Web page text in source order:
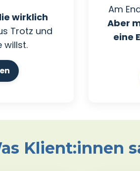
wirklich
Trotz und
willst.
Am
Aber
eine
Klient:innen